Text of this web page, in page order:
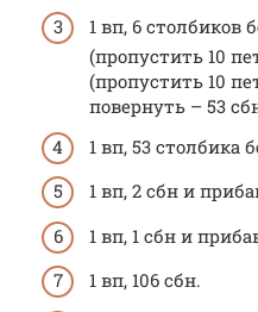
1 вп, 6 столбиков
(пропустить 10
(пропустить 10
повернуть – 53
1 вп, 53 столбика
1 вп, 2 сбн и
1 вп, 1 сбн и
1 вп, 106 сбн.